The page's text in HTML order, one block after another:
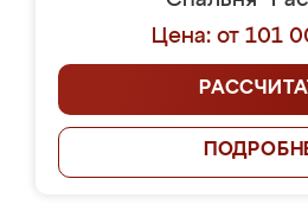
Цена: от 101